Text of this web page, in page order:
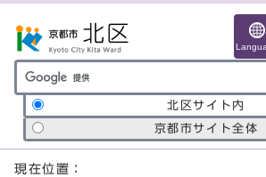
サイト内検索の範囲
北区サイト内
京都市サイト全体
ここから本文です
現在位置：